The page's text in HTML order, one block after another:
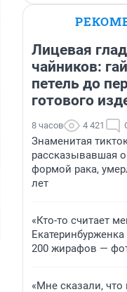
Лицевая
чайников:
петель до
готового
8 часов 4 421
Знаменитая
рассказывавшая
формой рака,
лет
«Кто-то считает
200 жирафов —
«Мне сказали,